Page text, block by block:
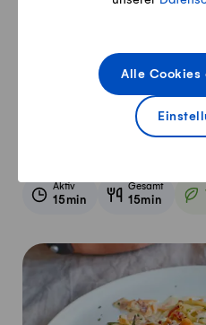
Alle Cookies
Aktiv
15min
Gesamt
15min